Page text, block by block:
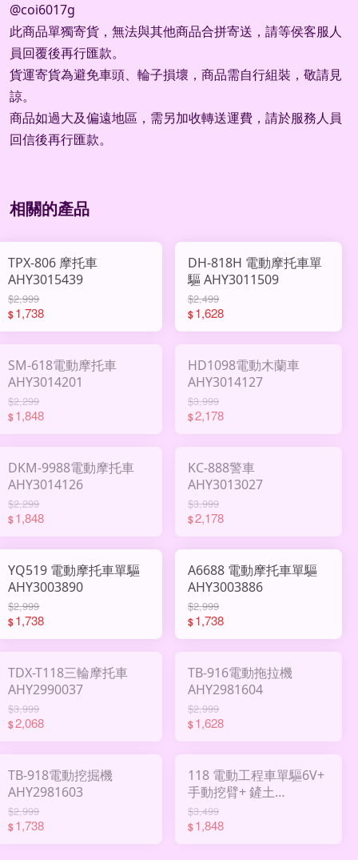
@coi6017g
此商品單獨寄貨，無法與其他商品合拼寄送，請等侯客服人
員回覆後再行匯款。
貨運寄貨為避免車頭、輪子損壞，商品需自行組裝，敬請見
諒。
商品如過大及偏遠地區，需另加收轉送運費，請於服務人員
回信後再行匯款。
相關的產品
TPX-806 摩托車
AHY3015439
$2,999
$1,738
DH-818H 電動摩托車單
驅 AHY3011509
$2,499
$1,628
SM-618電動摩托車
AHY3014201
$2,299
$1,848
HD1098電動木蘭車
AHY3014127
$3,999
$2,178
DKM-9988電動摩托車
AHY3014126
$2,299
$1,848
KC-888警車
AHY3013027
$3,999
$2,178
YQ519 電動摩托車單驅
AHY3003890
$2,999
$1,738
A6688 電動摩托車單驅
AHY3003886
$2,999
$1,738
TDX-T118三輪摩托車
AHY2990037
$3,999
$2,068
TB-916電動拖拉機
AHY2981604
$2,999
$1,628
TB-918電動挖掘機
AHY2981603
$2,999
$1,738
118 電動工程車單驅6V+
手動挖臂+ 鏟土
AHY2978768
$3,499
$1,848